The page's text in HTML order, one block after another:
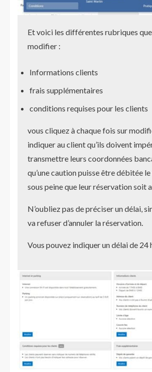
Et voici les différentes rubriques
modifier :
Informations clients
frais supplémentaires
conditions requises pour les clients
vous cliquez à chaque fois sur
indiquer au client qu’ils doivent
transmettre leurs coordonnées
qu’une caution puisse être débitée
sous peine que leur réservation soit
N’oubliez pas de préciser un délai,
va refuser d’annuler la réservation.
Vous pouvez indiquer un délai de 24